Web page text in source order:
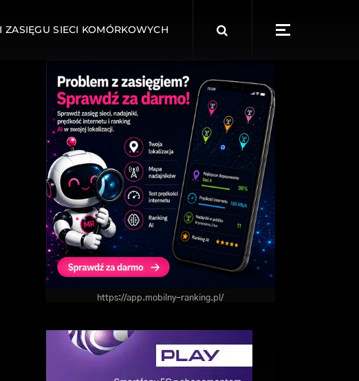
SIECI KOMÓRKOWYCH
for:
https://app.mobilny-ranking.pl/